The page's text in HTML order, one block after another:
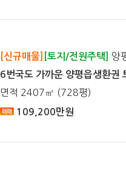
[신규매물] [토지/전원주택] 양
6번국도 가까운 양평읍생환권
면적 2407㎡ (728평)
109,200만원